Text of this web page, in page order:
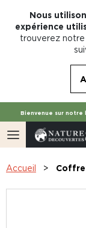
Nous
expérience
trouverez
Bienvenue sur notre
Accueil